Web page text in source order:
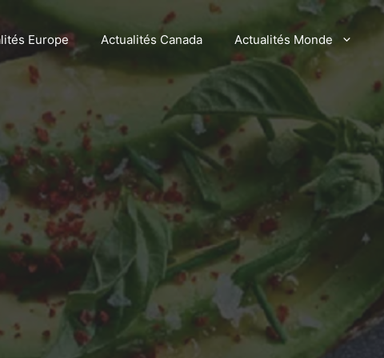
Europe Actualités Canada Actualités Monde